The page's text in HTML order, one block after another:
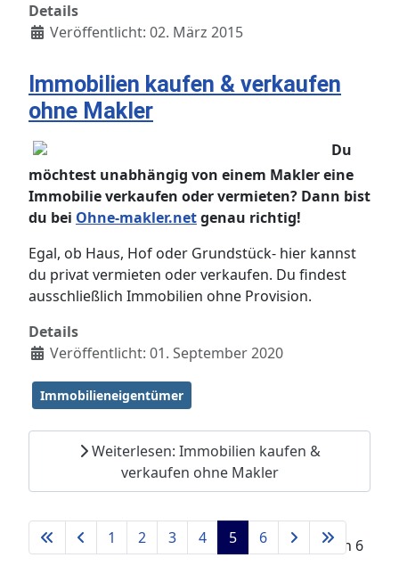
Details
Veröffentlicht: 02. März 2015
Immobilien kaufen & verkaufen
ohne Makler
Du
möchtest unabhängig von einem Makler eine
Immobilie verkaufen oder vermieten? Dann bist
du bei Ohne-makler.netgenau richtig!
Egal, ob Haus, Hof oder Grundstück- hier kannst
du privat vermieten oder verkaufen. Du findest
ausschließlich Immobilien ohne Provision.
Details
Veröffentlicht: 01. September 2020
Immobilieneigentümer
Weiterlesen: Immobilien kaufen &
verkaufen ohne Makler
Seite 5 von 6
1 2 3 4 5 6